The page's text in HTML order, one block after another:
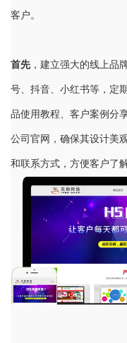
客户。
首先，建立强大的线上品
号、抖音、小红书等，定
品使用教程、客户案例分
公司官网，确保其设计美
和联系方式，方便客户了